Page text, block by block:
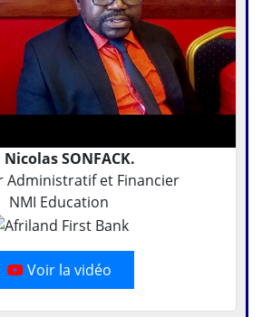
Nicolas SONFACK.
Administratif et Financier
NMI Education
Voir la vidéo